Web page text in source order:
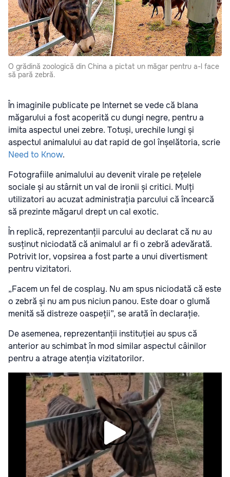
O grădină zoologică din China a pictat un măgar pentru a-l face
să pară zebră.
În imaginile publicate pe Internet se vede că blana
măgarului a fost acoperită cu dungi negre, pentru a
imita aspectul unei zebre. Totuși, urechile lungi și
aspectul animalului au dat rapid de gol înșelătoria, scrie
Need to Know.
Fotografiile animalului au devenit virale pe rețelele
sociale și au stârnit un val de ironii și critici. Mulți
utilizatori au acuzat administrația parcului că încearcă
să prezinte măgarul drept un cal exotic.
În replică, reprezentanții parcului au declarat că nu au
susținut niciodată că animalul ar fi o zebră adevărată.
Potrivit lor, vopsirea a fost parte a unui divertisment
pentru vizitatori.
„Facem un fel de cosplay. Nu am spus niciodată că este
o zebră și nu am pus niciun panou. Este doar o glumă
menită să distreze oaspeții”, se arată în declarație.
De asemenea, reprezentanții instituției au spus că
anterior au schimbat în mod similar aspectul câinilor
pentru a atrage atenția vizitatorilor.